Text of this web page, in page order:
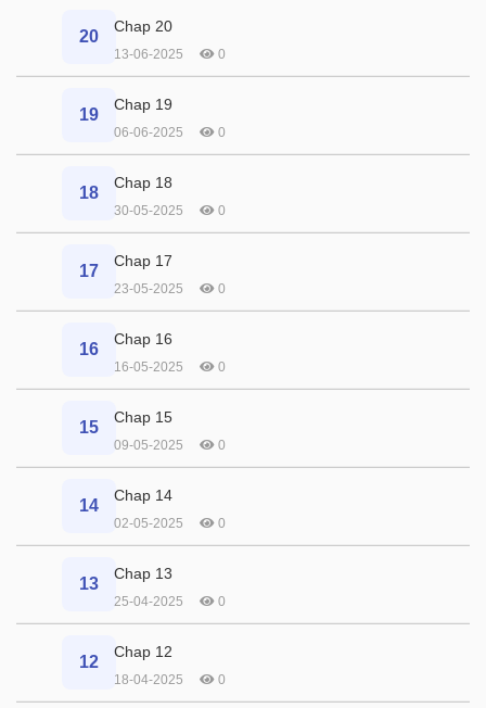
20
Chap 20
13-06-2025 0
19
Chap 19
06-06-2025 0
18
Chap 18
30-05-2025 0
17
Chap 17
23-05-2025 0
16
Chap 16
16-05-2025 0
15
Chap 15
09-05-2025 0
14
Chap 14
02-05-2025 0
13
Chap 13
25-04-2025 0
12
Chap 12
18-04-2025 0